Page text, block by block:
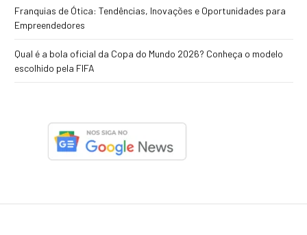
Franquias de Ótica: Tendências, Inovações e Oportunidades para
Empreendedores
Qual é a bola oficial da Copa do Mundo 2026? Conheça o modelo
escolhido pela FIFA